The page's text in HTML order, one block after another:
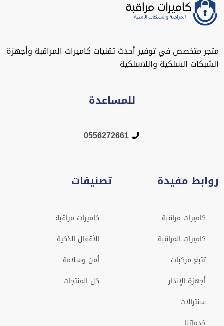
متجر متخصص في توفير أحدث تقنيات كاميرات المراقبة وأجهزة
الشبكات السلكية واللاسلكية
للمساعدة
0556272661
روابط مفيدة
كاميرات مراقبة
كاميرات المراقبة
تتبع مركبات
أجهزة الإنذار
سنترالات
خدماتنا
تصنيفات
كاميرات مراقبة
الأقفال الذكية
أمن وسلامة
كل المنتجات